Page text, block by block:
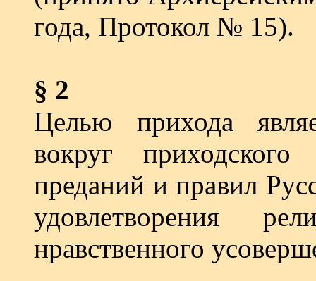
года, Протокол № 15).
§ 2
Целью прихода
вокруг
преданий и правил
удовлетворения
нравственного